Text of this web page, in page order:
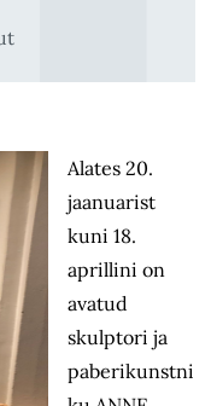
Alates 20.
jaanuarist
kuni 18.
aprillini on
avatud
skulptori ja
paberikunstni